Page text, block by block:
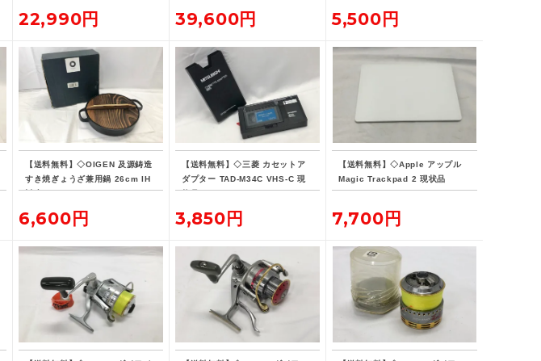
22,990円 39,600円 5,500円
【送料無料】◇OIGEN 及源鋳造
すき焼ぎょうざ兼用鍋 26cm IH
対応
6,600円
【送料無料】◇三菱 カセットア
ダプター TAD-M34C VHS-C 現
状品
3,850円
【送料無料】◇Apple アップル
Magic Trackpad 2 現状品
7,700円